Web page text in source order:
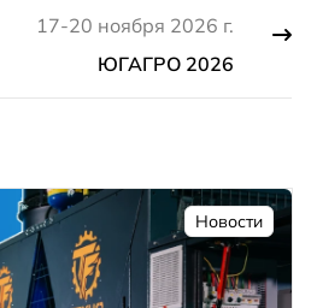
17-20 ноября 2026 г.
ЮГАГРО 2026
Новости